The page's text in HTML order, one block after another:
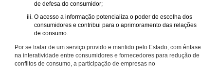
de defesa do consumidor;
O acesso a informação potencializa o poder de escolha dos
consumidores e contribui para o aprimoramento das relações
de consumo.
Por se tratar de um serviço provido e mantido pelo Estado, com ênfase
na interatividade entre consumidores e fornecedores para redução de
conflitos de consumo, a participação de empresas no